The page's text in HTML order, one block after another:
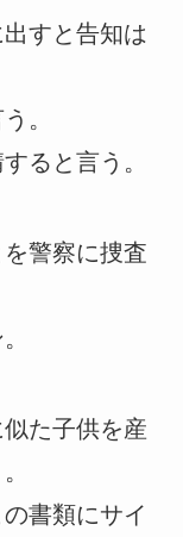
すと告知は
。
ると言う。
警察に捜査
た子供を産
書類にサイ